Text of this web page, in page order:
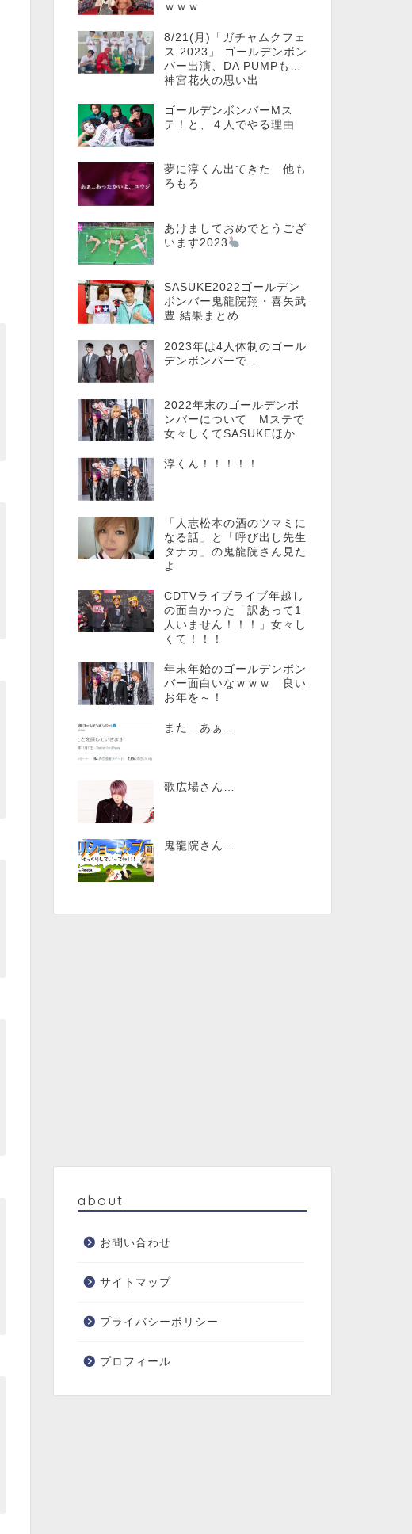
ｗｗｗ
8/21(月)「ガチャムクフェ
ス 2023」 ゴールデンボン
バー出演、DA PUMPも…
神宮花火の思い出
ゴールデンボンバーMス
テ！と、４人でやる理由
夢に淳くん出てきた 他も
ろもろ
あけましておめでとうござ
います2023
SASUKE2022ゴールデン
ボンバー鬼龍院翔・喜矢武
豊 結果まとめ
2023年は4人体制のゴール
デンボンバーで…
2022年末のゴールデンボ
ンバーについて Mステで
女々しくてSASUKEほか
淳くん！！！！！
「人志松本の酒のツマミに
なる話」と「呼び出し先生
タナカ」の鬼龍院さん見た
よ
CDTVライブライブ年越し
の面白かった「訳あって1
人いません！！！」女々し
くて！！！
年末年始のゴールデンボン
バー面白いなｗｗｗ 良い
お年を～！
また…あぁ…
歌広場さん…
鬼龍院さん…
about
お問い合わせ
サイトマップ
プライバシーポリシー
プロフィール